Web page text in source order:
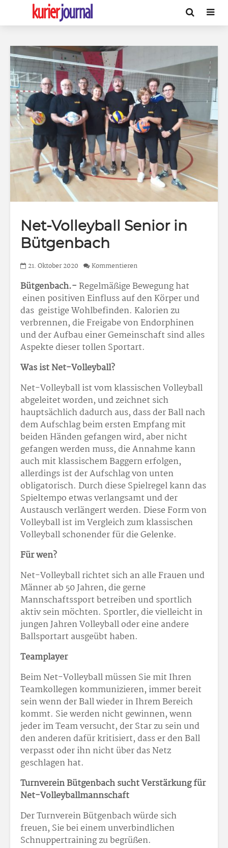
Net-Volleyball Senior in
Bütgenbach
21. Oktober 2020 Kommentieren
Bütgenbach.-Regelmäßige Bewegung hat
einen positiven Einfluss auf den Körper und
das geistige Wohlbefinden. Kalorien zu
verbrennen, die Freigabe von Endorphinen
und der Aufbau einer Gemeinschaft sind alles
Aspekte dieser tollen Sportart.
Was ist Net-Volleyball?
Net-Volleyball ist vom klassischen Volleyball
abgeleitet worden, und zeichnet sich
hauptsächlich dadurch aus, dass der Ball nach
dem Aufschlag beim ersten Empfang mit
beiden Händen gefangen wird, aber nicht
gefangen werden muss, die Annahme kann
auch mit klassischem Baggern erfolgen,
allerdings ist der Aufschlag von unten
obligatorisch. Durch diese Spielregel kann das
Spieltempo etwas verlangsamt und der
Austausch verlängert werden. Diese Form von
Volleyball ist im Vergleich zum klassischen
Volleyball schonender für die Gelenke.
Für wen?
Net-Volleyball richtet sich an alle Frauen und
Männer ab 50 Jahren, die gerne
Mannschaftssport betreiben und sportlich
aktiv sein möchten. Sportler, die vielleicht in
jungen Jahren Volleyball oder eine andere
Ballsportart ausgeübt haben.
Teamplayer
Beim Net-Volleyball müssen Sie mit Ihren
Teamkollegen kommunizieren, immer bereit
sein wenn der Ball wieder in Ihrem Bereich
kommt. Sie werden nicht gewinnen, wenn
jeder im Team versucht, der Star zu sein und
den anderen dafür kritisiert, dass er den Ball
verpasst oder ihn nicht über das Netz
geschlagen hat.
Turnverein Bütgenbach sucht Verstärkung für
Net-Volleyballmannschaft
Der Turnverein Bütgenbach würde sich
freuen, Sie bei einem unverbindlichen
Schnuppertraining zu begrüßen.